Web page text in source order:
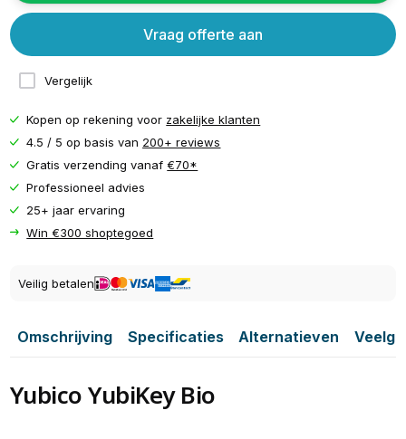
Vergelijk
Vraag offerte aan
Kopen op rekening voor zakelijke klanten
4.5 / 5 op basis van 200+ reviews
Gratis verzending vanaf€70*
Professioneel advies
25+ jaar ervaring
Win €300 shoptegoed
Veilig betalen
Omschrijving Specificaties Alternatieven
Yubico YubiKey Bio